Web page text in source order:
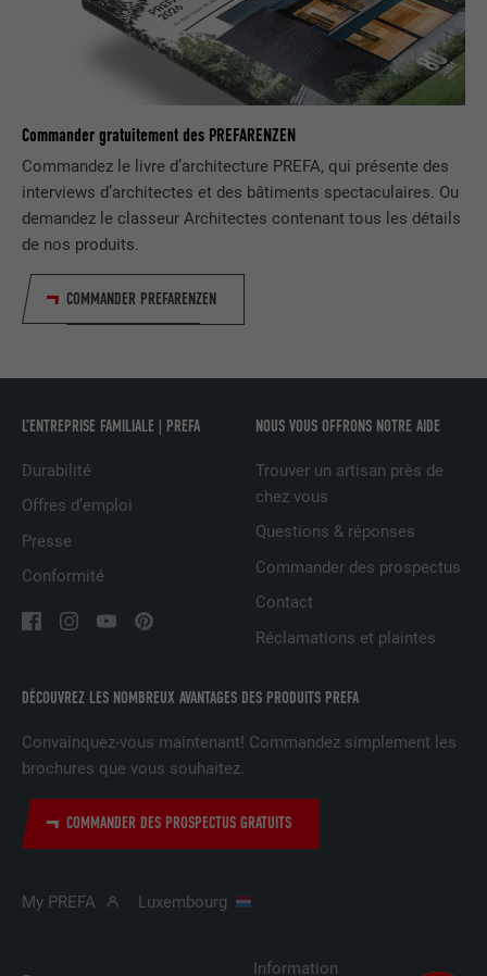
Commander gratuitement des PREFARENZEN
Commandez le livre d’architecture PREFA, qui présente des
interviews d’architectes et des bâtiments spectaculaires. Ou
demandez le classeur Architectes contenant tous les détails
de nos produits.
COMMANDER PREFARENZEN
DÉCOUVREZ LES NOMBREUX AVANTAGES DES PRODUITS PREFA
Convainquez-vous maintenant! Commandez simplement les
brochures que vous souhaitez.
COMMANDER DES PROSPECTUS GRATUITS
L’ENTREPRISE FAMILIALE | PREFA
Durabilité
Offres d’emploi
Presse
Conformité
NOUS VOUS OFFRONS NOTRE AIDE
Trouver un artisan près de
chez vous
Questions & réponses
Commander des prospectus
Contact
Réclamations et plaintes
My PREFA Luxembourg
Information
UTILITÉ
LinkedIn pour suivre l'utilisation de
services intégrés
FOURNISSEUR LinkedIn
EXPIRATION 1 an
tous les cookies dans ce navigateur
NOM _fbp
FOURNISSEUR Facebook
EXPIRATION
UTILITÉ
Est utilisé par Facebook pour afficher
exemple des offres en temps réel
d'annonceurs tiers.
EXPIRATION 3 mois
Est utilisé par Facebook pour afficher
une série de produits publicitaires, par
d'annonceurs tiers.